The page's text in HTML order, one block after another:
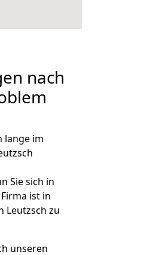
nach
lange im
Sie sich in
ist in
Leutzsch zu
unseren